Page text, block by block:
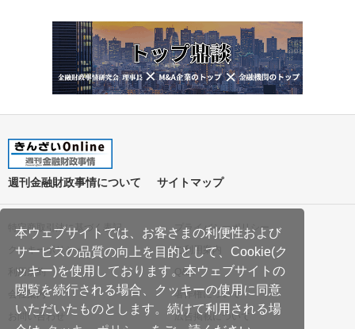
本ウェブサイトでは、お客さまの利便性および
サービスの品質の向上を目的として、Cookie(ク
ッキー)を使用しております。本ウェブサイトの
閲覧を続行される場合、クッキーの使用に同意
いただいたものとします。続けて利用される場
週刊金融財政事情について サイトマップ
特定商取引法に基づく表記
プライバシーポリシー
クッキーポリシー
ご利用案内
利用規約
Q&A
会社案内
著作権について
お問い合わせ
広告掲載について